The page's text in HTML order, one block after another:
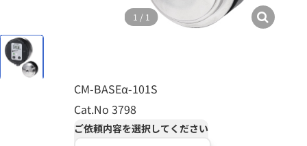
1 / 1
CM-BASEα-101S
Cat.No 3798
ご依頼内容を選択してください